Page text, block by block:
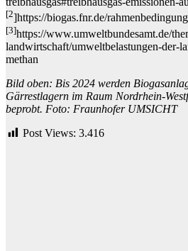
[2]https://biogas.fnr.de/
[3]https://www.umweltbundesamt.de/
landwirtschaft/umweltbelastungen-der-
methan
Bild oben: Bis 2024 werden
Gärrestlagern im Raum Nordrhein-
beprobt. Foto: Fraunhofer UMSICHT
Post Views: 3.416